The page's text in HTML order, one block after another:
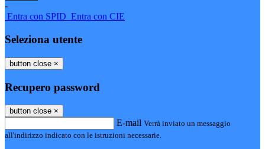
-
Entra con SPID Entra con CIE
Seleziona utente
button close ×
Recupero password
button close ×
E-mail Verrà inviato un messaggio
all'indirizzo indicato con le istruzioni necessarie.